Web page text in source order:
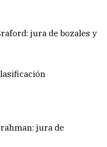
jura de bozales y
jura de